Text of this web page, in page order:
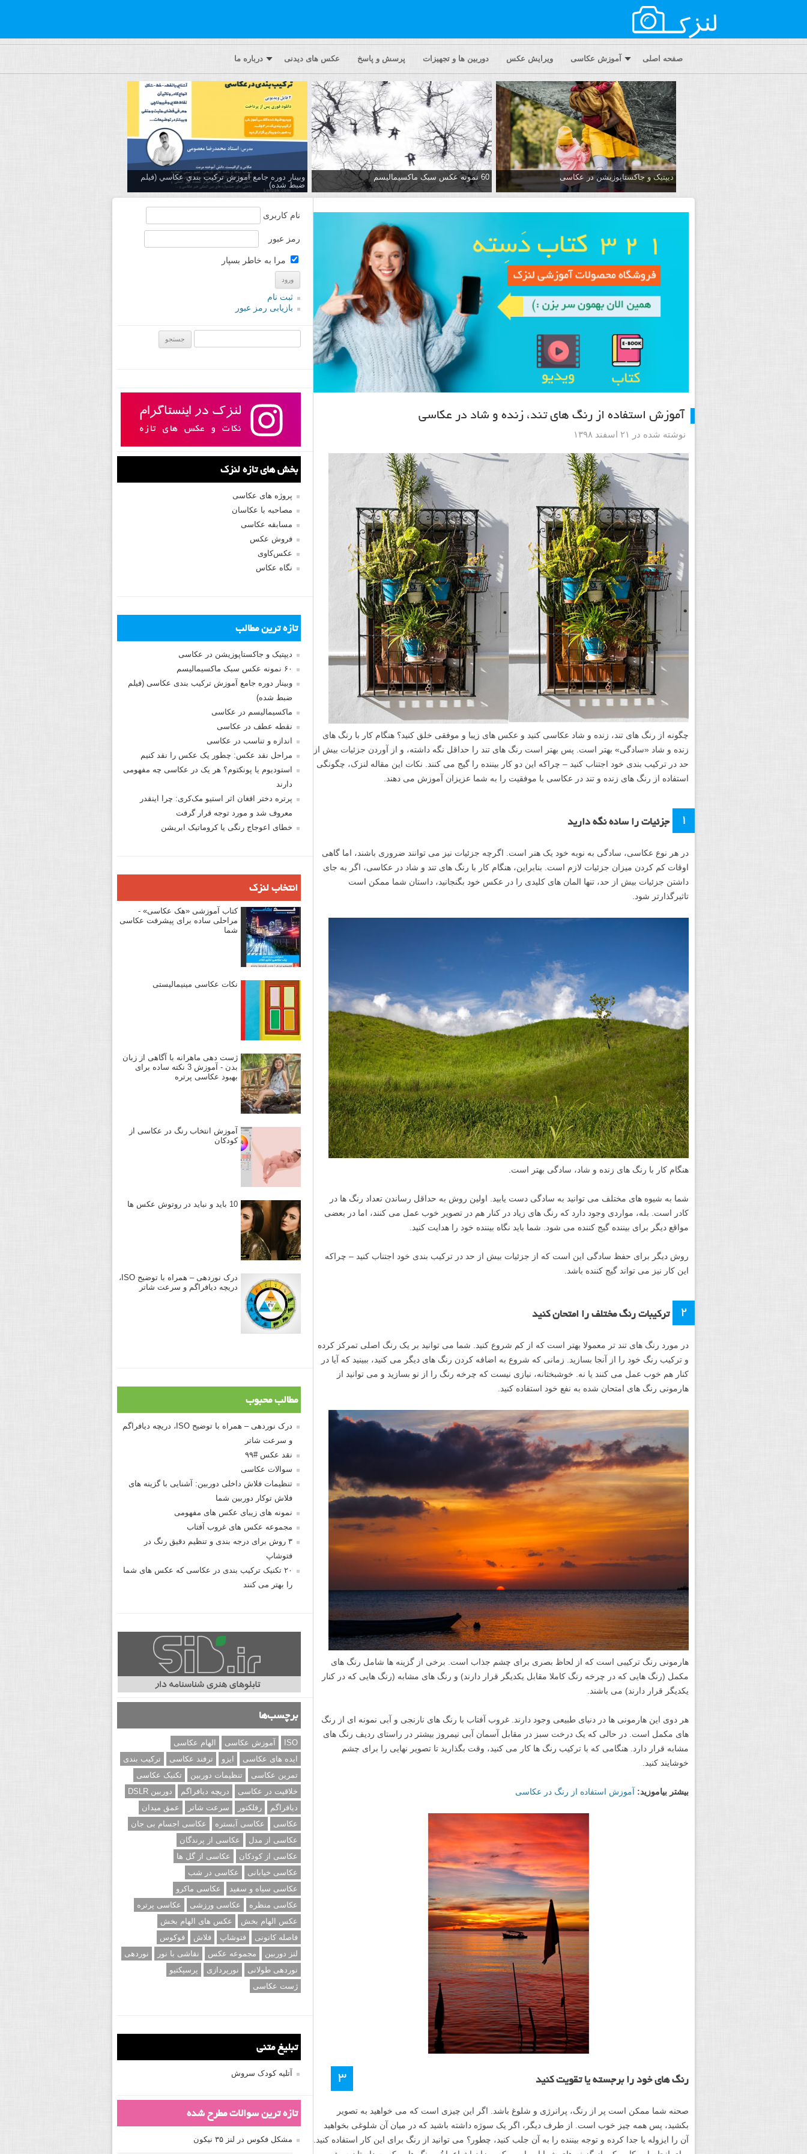
صفحه اصلی آموزش عکاسی ویرایش عکس دوربین ها و تجهیزات پرسش و پاسخ عکس های دیدنی درباره ما
دیپتیک و جاکستا‌پوزیشن در عکاسی 60 نمونه عکس سبک ماکسیمالیسم
وبینار دوره جامع آموزش تركيب بندي عكاسي (فیلم
ضبط شده)
آموزش استفاده از رنگ های تند، زنده و شاد در عکاسی
نوشته شده در ۲۱ اسفند ۱۳۹۸
چگونه از رنگ های تند، زنده و شاد عکاسی کنید و عکس های زیبا و موفقی خلق کنید؟ هنگام کار با رنگ های
زنده و شاد «سادگی» بهتر است. پس بهتر است رنگ های تند را حداقل نگه داشته، و از آوردن جزئیات بیش از
حد در ترکیب بندی خود اجتناب کنید – چراکه این دو کار بیننده را گیج می کنند. نکات این مقاله لنزک، چگونگی
استفاده از رنگ های زنده و تند در عکاسی با موفقیت را به شما عزیزان آموزش می دهند.
۱ جزئیات را ساده نگه دارید
در هر نوع عکاسی، سادگی به نوبه خود یک هنر است. اگرچه جزئیات نیز می توانند ضروری باشند، اما گاهی
اوقات کم کردن میزان جزئیات لازم است. بنابراین، هنگام کار با رنگ های تند و شاد در عکاسی، اگر به جای
داشتن جزئیات بیش از حد، تنها المان های کلیدی را در عکس خود بگنجانید، داستان شما ممکن است
تاثیرگذارتر شود.
هنگام کار با رنگ های زنده و شاد، سادگی بهتر است.
شما به شیوه های مختلف می توانید به سادگی دست یابید. اولین روش به حداقل رساندن تعداد رنگ ها در
کادر است. بله، مواردی وجود دارد که رنگ های زیاد در کنار هم در تصویر خوب عمل می کنند، اما در بعضی
مواقع دیگر برای بیننده گیج کننده می شود. شما باید نگاه بیننده خود را هدایت کنید.
روش دیگر برای حفظ سادگی این است که از جزئیات بیش از حد در ترکیب بندی خود اجتناب کنید – چراکه
این کار نیز می تواند گیج کننده باشد.
۲ ترکیبات رنگ مختلف را امتحان کنید
در مورد رنگ های تند تر معمولا بهتر است که از کم شروع کنید. شما می توانید بر یک رنگ اصلی تمرکز کرده
و ترکیب رنگ خود را از آنجا بسازید. زمانی که شروع به اضافه کردن رنگ های دیگر می کنید، ببینید که آیا در
کنار هم خوب عمل می کنند یا نه. خوشبختانه، نیازی نیست که چرخه رنگ را از نو بسازید و می توانید از
هارمونی رنگ های امتحان شده به نفع خود استفاده کنید.
هارمونی رنگ ترکیبی است که از لحاظ بصری برای چشم جذاب است. برخی از گزینه ها شامل رنگ های
مکمل (رنگ هایی که در چرخه رنگ کاملا مقابل یکدیگر قرار دارند) و رنگ های مشابه (رنگ هایی که در کنار
یکدیگر قرار دارند) می باشند.
هر دوی این هارمونی ها در دنیای طبیعی وجود دارند. غروب آفتاب با رنگ های نارنجی و آبی نمونه ای از رنگ
های مکمل است. در حالی که یک درخت سبز در مقابل آسمان آبی نیمروز بیشتر در راستای ردیف رنگ های
مشابه قرار دارد. هنگامی که با ترکیب رنگ ها کار می کنید، وقت بگذارید تا تصویر نهایی را برای چشم
خوشایند کنید.
بیشتر بیاموزید: آموزش استفاده از رنگ در عکاسی
۳ رنگ های خود را برجسته یا تقویت کنید
صحنه شما ممکن است پر از رنگ، پرانرژی و شلوغ باشد. اگر این چیزی است که می خواهید به تصویر
بکشید، پس همه چیز خوب است. از طرف دیگر، اگر یک سوژه داشته باشید که در میان آن شلوغی بخواهید
آن را ایزوله یا جدا کرده و توجه بیننده را به آن جلب کنید، چطور؟ می توانید از رنگ برای این کار استفاده کنید.
نام کاربری
رمز عبور
مرا به خاطر بسپار
ثبت نام
بازیابی رمز عبور
بخش های تازه لنزک
پروژه های عکاسی
مصاحبه با عکاسان
مسابقه عکاسی
فروش عکس
عکس‌کاوی
نگاه عکاس
تازه ترین مطالب
دیپتیک و جاکستا‌پوزیشن در عکاسی
۶۰ نمونه عکس سبک ماکسیمالیسم
وبینار دوره جامع آموزش ترکیب بندی عکاسی (فیلم
ضبط شده)
ماکسیمالیسم در عکاسی
نقطه عطف در عکاسی
اندازه و تناسب در عکاسی
مراحل نقد عکس: چطور یک عکس را نقد کنیم
استودیوم یا پونکتوم؟ هر یک در عکاسی چه مفهومی
دارند
پرتره دختر افغان اثر استیو مک‌کری: چرا اینقدر
معروف شد و مورد توجه قرار گرفت
خطای اعوجاج رنگی یا کروماتیک ابریشن
انتخاب لنزک
کتاب آموزشی «هک عکاسی» -
مراحلی ساده برای پیشرفت عکاسی
شما
نکات عکاسی مینیمالیستی
ژست دهی ماهرانه با آگاهی از زبان
بدن - آموزش 3 نکته ساده برای
بهبود عکاسی پرتره
آموزش انتخاب رنگ در عکاسی از
کودکان
10 باید و نباید در روتوش عکس ها
درک نوردهی – همراه با توضیح ISO،
دریچه دیافراگم و سرعت شاتر
مطالب محبوب
درک نوردهی – همراه با توضیح ISO، دریچه دیافراگم
و سرعت شاتر
نقد عکس #۹۹
سوالات عکاسی
تنظیمات فلاش داخلی دوربین: آشنایی با گزینه های
فلاش توکار دوربین شما
نمونه های زیبای عکس های مفهومی
مجموعه عکس های غروب آفتاب
۳ روش برای درجه بندی و تنظیم دقیق رنگ در
فتوشاپ
۲۰ تکنیک ترکیب بندی در عکاسی که عکس های شما
را بهتر می کنند
برچسب‌ها
ISO آموزش عکاسی
الهام عکاسی
ایده های عکاسی
ایزو ترفند عکاسی
ترکیب بندی
تمرین عکاسی
تنظیمات دوربین
تکنیک عکاسی
خلاقیت در عکاسی
دریچه دیافراگم
دوربین DSLR
دیافراگم
رفلکتور سرعت شاتر
عمق میدان
عکاسی
عکاسی آبستره
عکاسی اجسام بی جان
عکاسی از مدل
عکاسی از پرندگان
عکاسی از کودکان
عکاسی از گل ها
عکاسی خیابانی
عکاسی در شب
عکاسی سیاه و سفید
عکاسی ماکرو
عکاسی منظره
عکاسی ورزشی
عکاسی پرتره
عکس الهام بخش
عکس های الهام بخش
فاصله کانونی
فتوشاپ فلاش
فوکوس
لنز دوربین
مجموعه عکس نقاشی با نور
نوردهی
نوردهی طولانی
نورپردازی
پرسپکتیو
ژست عکاسی
تبلیغ متنی
آتلیه کودک سروش
تازه ترین سوالات مطرح شده
مشکل فکوس در لنز ۳۵ نیکون